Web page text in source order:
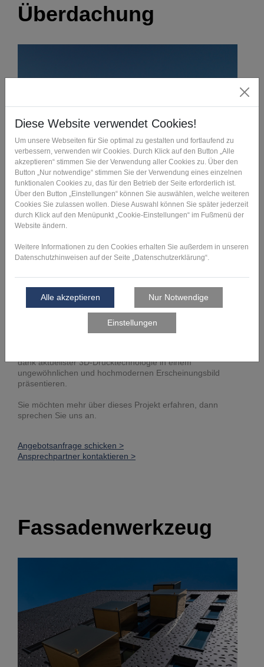
Überdachung
Cloud Nine entsteht als hypermoderner Gebäudekomplex
dem Gelände sind ein Kulturzentrum, ein MultiMedia
Conference Center, mehrere Restaurants, Bars und
und Fitnessstudio geplant. Das Kulturzentrum besteht aus
zwei Hauptgebäuden, die durch einen überdachten
Bereich, den sogenannten „Canyon“, geteilt sind.
Der gesamte Komplex wird mit einem fließenden,
wolkengleichen Netz überdacht, das sich so nur mit 3D-
dank aktuellster 3D-Drucktechnologie in einem
ungewöhnlichen und hochmodernen Erscheinungsbild
präsentieren.
Sie möchten mehr über dieses Projekt erfahren, dann
sprechen Sie uns an.
Angebotsanfrage schicken >
Ansprechpartner kontaktieren >
Fassadenwerkzeug